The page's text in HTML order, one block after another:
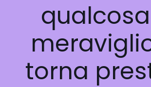
torna